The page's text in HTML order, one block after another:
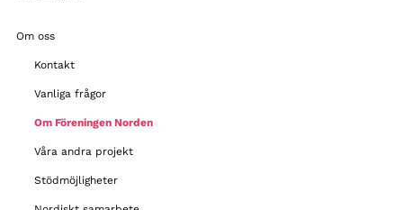
Om oss
Kontakt
Vanliga frågor
Om Föreningen Norden
Våra andra projekt
Stödmöjligheter